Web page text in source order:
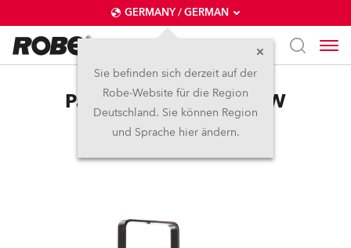
GERMANY / GERMAN
Sie befinden sich derzeit auf der
Robe-Website für die Region
Deutschland. Sie können Region
und Sprache hier ändern.
ParFect 150™ FW RGBW
Abgekündigt